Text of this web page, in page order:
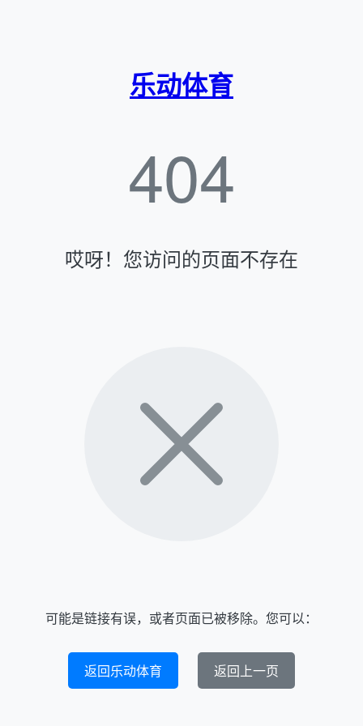
乐动体育
404
哎呀！您访问的页面不存在
可能是链接有误，或者页面已被移除。您可以：
返回乐动体育 返回上一页